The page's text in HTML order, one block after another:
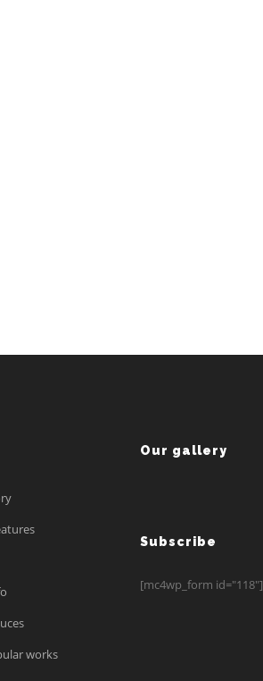
works
Our gallery
Subscribe
[mc4wp_form id="118"]